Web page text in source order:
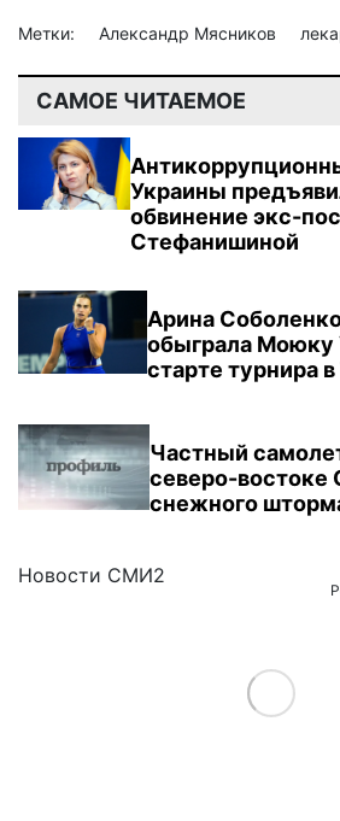
Метки: Александр Мясников
САМОЕ ЧИТАЕМОЕ
Украины
обвинение экс-
Стефанишиной
Арина
обыграла Моюку
старте турнира
Частный
северо-востоке
снежного
Новости СМИ2
Load More